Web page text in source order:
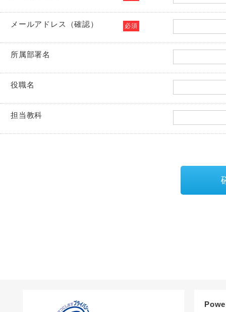
必須
メールアドレス（確認）
所属部署名
役職名
担当教科